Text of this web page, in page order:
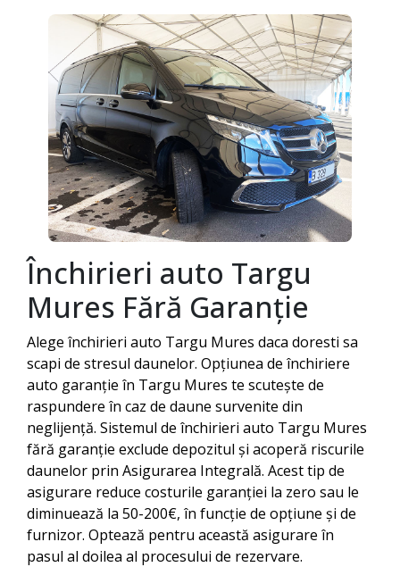
Închirieri auto Targu
Mures Fără Garanție
Alege închirieri auto Targu Mures daca doresti sa
scapi de stresul daunelor. Opțiunea de închiriere
auto garanție în Targu Mures te scutește de
raspundere în caz de daune survenite din
neglijență. Sistemul de închirieri auto Targu Mures
fără garanție exclude depozitul și acoperă riscurile
daunelor prin Asigurarea Integrală. Acest tip de
asigurare reduce costurile garanției la zero sau le
diminuează la 50-200€, în funcție de opțiune și de
furnizor. Optează pentru această asigurare în
pasul al doilea al procesului de rezervare.